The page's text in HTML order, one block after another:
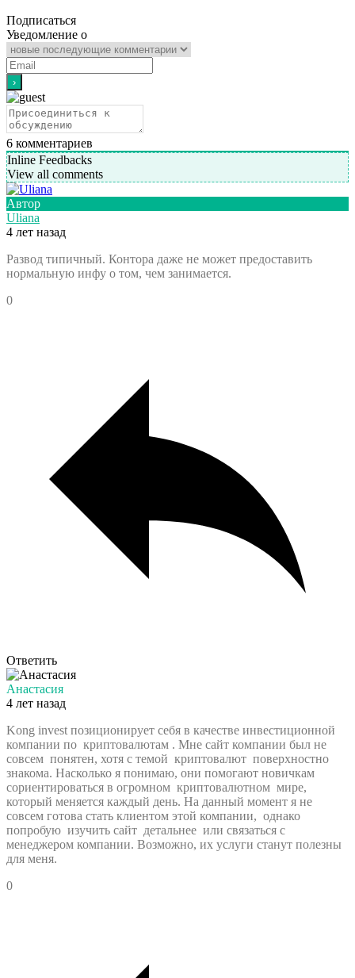
Подписаться
Уведомление о
6 комментариев
Inline Feedbacks
View all comments
Автор
Uliana
4 лет назад
Развод типичный. Контора даже не может предоставить
нормальную инфу о том, чем занимается.
0
Ответить
Анастасия
4 лет назад
Kong invest позиционирует себя в качестве инвестиционной
компании по криптовалютам . Мне сайт компании был не
совсем понятен, хотя с темой криптовалют поверхностно
знакома. Насколько я понимаю, они помогают новичкам
сориентироваться в огромном криптовалютном мире,
который меняется каждый день. На данный момент я не
совсем готова стать клиентом этой компании, однако
попробую изучить сайт детальнее или связаться с
менеджером компании. Возможно, их услуги станут полезны
для меня.
0